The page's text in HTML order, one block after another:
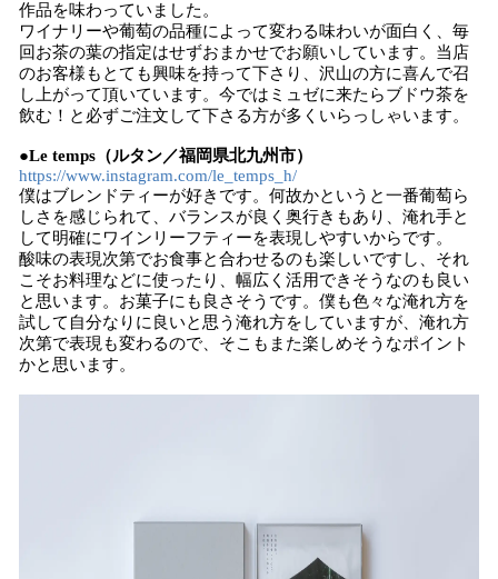
作品を味わっていました。
ワイナリーや葡萄の品種によって変わる味わいが面白く、毎
回お茶の葉の指定はせずおまかせでお願いしています。当店
のお客様もとても興味を持って下さり、沢山の方に喜んで召
し上がって頂いています。今ではミュゼに来たらブドウ茶を
飲む！と必ずご注文して下さる方が多くいらっしゃいます。
●Le temps（ルタン／福岡県北九州市）
https://www.instagram.com/le_temps_h/
僕はブレンドティーが好きです。何故かというと一番葡萄ら
しさを感じられて、バランスが良く奥行きもあり、淹れ手と
して明確にワインリーフティーを表現しやすいからです。
酸味の表現次第でお食事と合わせるのも楽しいですし、それ
こそお料理などに使ったり、幅広く活用できそうなのも良い
と思います。お菓子にも良さそうです。僕も色々な淹れ方を
試して自分なりに良いと思う淹れ方をしていますが、淹れ方
次第で表現も変わるので、そこもまた楽しめそうなポイント
かと思います。